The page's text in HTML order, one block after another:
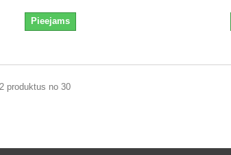
Pieejams
produktus no 30